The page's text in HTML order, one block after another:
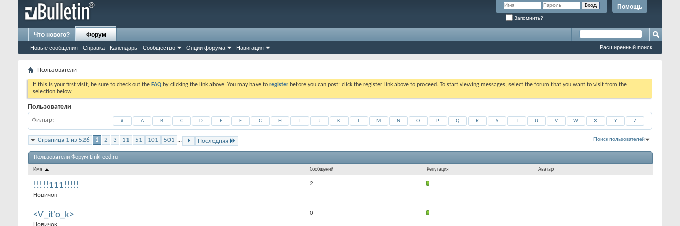
Помощь
Запомнить?
Что нового? Форум
Новые сообщения Справка Календарь Сообщество Опции форума Навигация Расширенный поиск
Пользователи
If this is your first visit, be sure to check out the FAQ by clicking the link above. You may have to register before you can post: click the register link above to proceed. To start viewing messages, select the forum that you want to visit from the
selection below.
Пользователи
Фильтр # A B C D E F G H J K L M N O P Q R S T U V W X Y Z
Страница 1 из 526 1 2 3 11 51 101 501 ... Последняя Поиск пользователей
Пользователи Форум LinkFeed.ru
Имя Сообщений Репутация Аватар
!!!!!111!!!!!
Новичок
2
<V_it'o_k> 0